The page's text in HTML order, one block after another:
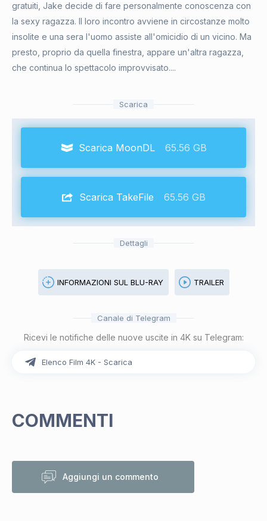
gratuiti, Jake decide di fare personalmente conoscenza con
la sexy ragazza. Il loro incontro avviene in circostanze molto
insolite e una sera l'uomo assiste all'omicidio di un vicino. Ma
presto, proprio da quella finestra, appare un'altra ragazza,
che continua lo spettacolo improvvisato....
Scarica
Scarica MoonDL 65.56 GB
Scarica TakeFile 65.56 GB
Dettagli
INFORMAZIONI SUL BLU-RAY TRAILER
Canale di Telegram
Ricevi le notifiche delle nuove uscite in 4K su Telegram:
Elenco Film 4K - Scarica
COMMENTI
Aggiungi un commento